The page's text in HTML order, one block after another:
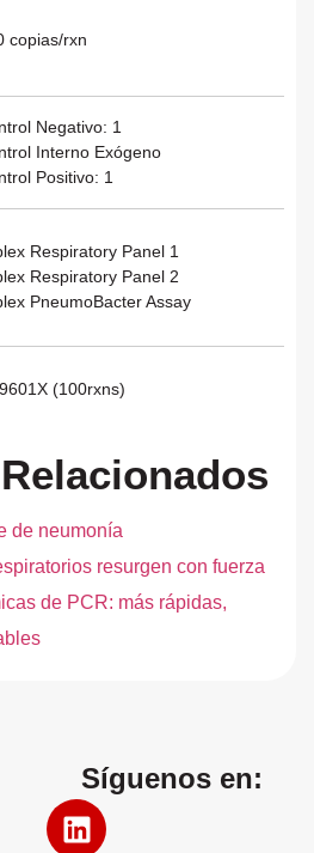
Estado
Mensaje
copias/rxn
Negativo: 1
Interno Exógeno
Positivo: 1
Respiratory Panel 1
Respiratory Panel 2
PneumoBacter Assay
(100rxns)
de neumonía
resurgen con fuerza
de PCR: más rápidas,
Síguenos en: